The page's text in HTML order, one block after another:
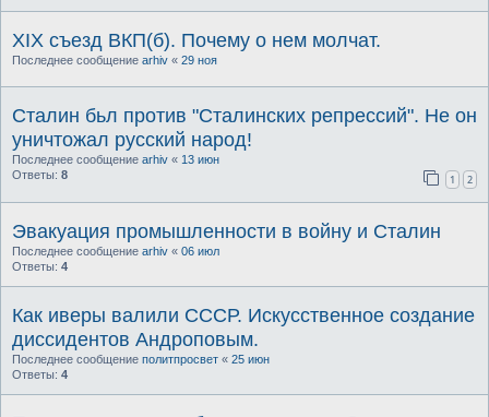
XIX съезд ВКП(б). Почему о нем молчат.
Последнее сообщение arhiv « 29 ноя
Сталин бьл против "Сталинских репрессий". Не он
уничтожал русский народ!
Последнее сообщение arhiv « 13 июн
Ответы: 8 1 2
Эвакуация промышленности в войну и Сталин
Последнее сообщение arhiv « 06 июл
Ответы: 4
Как иверы валили СССР. Искусственное создание
диссидентов Андроповым.
Последнее сообщение политпросвет « 25 июн
Ответы: 4